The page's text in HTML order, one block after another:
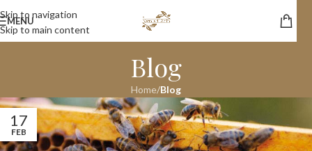
Skip to navigation
Skip to main content
MENU
Blog
Home/Blog
17
FEB